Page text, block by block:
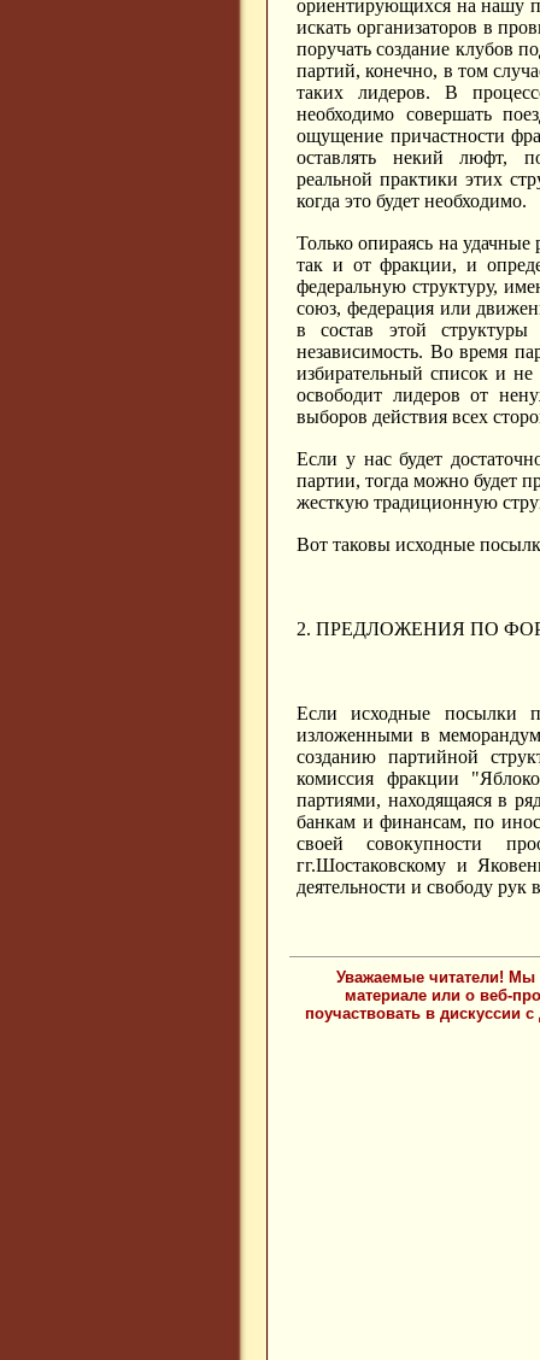
ориентирующихся на нашу
искать организаторов в
поручать создание клубов
партий, конечно, в том
таких лидеров. В
необходимо совершать
ощущение причастности
оставлять некий люфт,
реальной практики этих
когда это будет необходимо.
Только опираясь на
так и от фракции, и
федеральную структуру,
союз, федерация или
в состав этой
независимость. Во время
избирательный список и не
освободит лидеров от
выборов действия всех
Если у нас будет
партии, тогда можно будет
жесткую традиционную
Вот таковы исходные
2. ПРЕДЛОЖЕНИЯ ПО
Если исходные посылки
изложенными в
созданию партийной
комиссия фракции
партиями, находящаяся в
банкам и финансам, по
своей совокупности
гг.Шостаковскому и
деятельности и свободу рук
Уважаемые читатели! Мы
материале или о веб-
поучаствовать в дискуссии